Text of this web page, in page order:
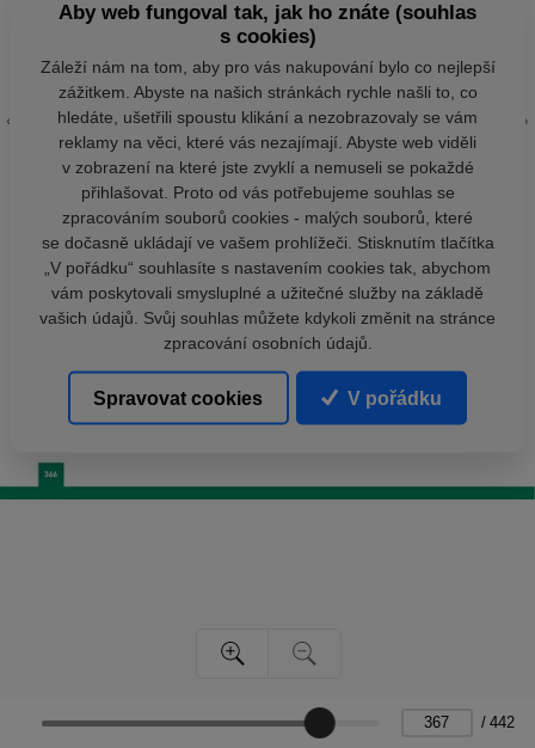
/ 442
Aby web fungoval tak, jak ho znáte (souhlas
s cookies)
Záleží nám na tom, aby pro vás nakupování bylo co nejlepší
zážitkem. Abyste na našich stránkách rychle našli to, co
hledáte, ušetřili spoustu klikání a nezobrazovaly se vám
reklamy na věci, které vás nezajímají. Abyste web viděli
v zobrazení na které jste zvyklí a nemuseli se pokaždé
přihlašovat. Proto od vás potřebujeme souhlas se
zpracováním souborů cookies - malých souborů, které
se dočasně ukládají ve vašem prohlížeči. Stisknutím tlačítka
„V pořádku“ souhlasíte s nastavením cookies tak, abychom
vám poskytovali smysluplné a užitečné služby na základě
vašich údajů. Svůj souhlas můžete kdykoli změnit na stránce
zpracování osobních údajů.
Spravovat cookies V pořádku